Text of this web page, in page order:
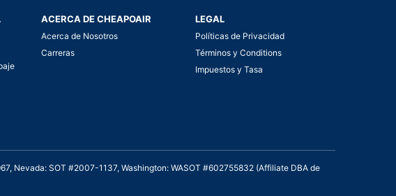
ACERCA DE CHEAPOAIR
Acerca de Nosotros
Carreras
LEGAL
Políticas de Privacidad
Términos y Conditions
Impuestos y Tasa
Nevada: SOT #2007-1137, Washington: WASOT #602755832 (Affiliate DBA de